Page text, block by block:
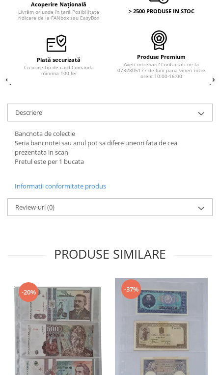
Acoperire Națională
Livrăm oriunde în țară Posibilitate
ridicare de la FANbox sau EasyBox
> 2500 PRODUSE IN STOC
Plată securizată
Cu orice tip de card Comanda
minima 100 lei
Produse Premium
Aveti intrebari? Contactati-ne la
0732805177 de luni pana vineri intre
orele 10:00-16:00
Descriere
Bancnota de colectie
Seria bancnotei sau anul pot sa difere uneori fata de cea
prezentata in scan
Pretul este per 1 bucata
Informatii conformitate produs
Review-uri(0)
PRODUSE SIMILARE
-20% -37%